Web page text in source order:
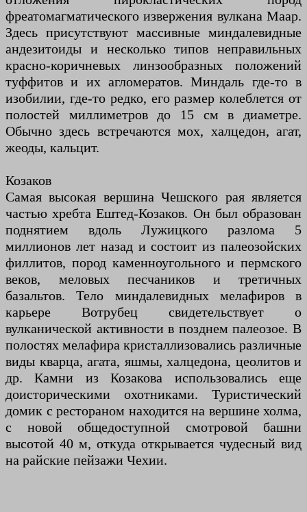
фреатомагматического извержения вулкана Маар.
Здесь присутствуют массивные миндалевидные
андезитоиды и несколько типов неправильных
красно-коричневых линзообразных положений
туффитов и их агломератов. Миндаль где-то в
изобилии, где-то редко, его размер колеблется от
полостей миллиметров до 15 см в диаметре.
Обычно здесь встречаются мох, халцедон, агат,
жеоды, кальцит.
Козаков
Самая высокая вершина Чешского рая является
частью хребта Ештед-Козаков. Он был образован
поднятием вдоль Лужицкого разлома 5
миллионов лет назад и состоит из палеозойских
филлитов, пород каменноугольного и пермского
веков, меловых песчаников и третичных
базальтов. Тело миндалевидных мелафиров в
карьере Вотрубец свидетельствует о
вулканической активности в позднем палеозое. В
полостях мелафира кристаллизовались различные
виды кварца, агата, яшмы, халцедона, цеолитов и
др. Камни из Козакова использовались еще
доисторическими охотниками. Туристический
домик с рестораном находится на вершине холма,
с новой общедоступной смотровой башни
высотой 40 м, откуда открывается чудесный вид
на райские пейзажи Чехии.